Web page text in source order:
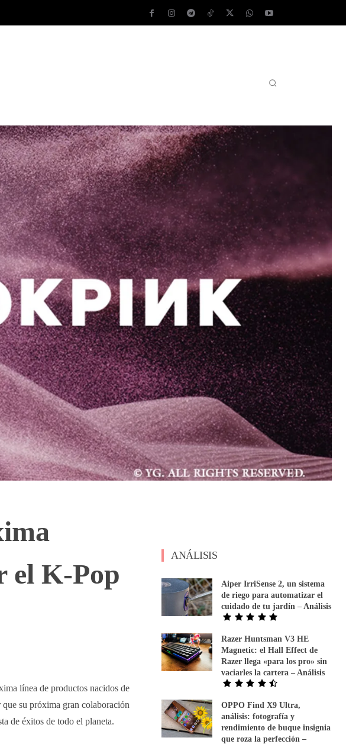
el K-Pop
línea de productos nacidos de
que su próxima gran colaboración
de éxitos de todo el planeta.
ANÁLISIS
Aiper IrriSense 2, un sistema
de riego para automatizar el
cuidado de tu jardín – Análisis
Razer Huntsman V3 HE
Magnetic: el Hall Effect de
Razer llega «para los pro» sin
vaciarles la cartera – Análisis
OPPO Find X9 Ultra,
análisis: fotografía y
rendimiento de buque insignia
que roza la perfección –